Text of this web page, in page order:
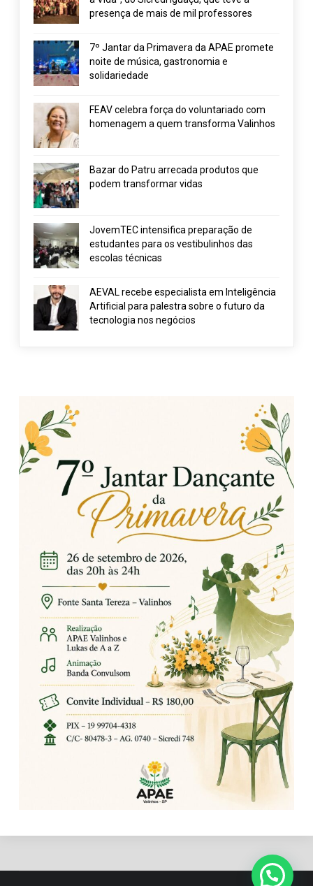
presença de mais de mil professores
7º Jantar da Primavera da APAE promete
noite de música, gastronomia e
solidariedade
FEAV celebra força do voluntariado com
homenagem a quem transforma Valinhos
Bazar do Patru arrecada produtos que
podem transformar vidas
JovemTEC intensifica preparação de
estudantes para os vestibulinhos das
escolas técnicas
AEVAL recebe especialista em Inteligência
Artificial para palestra sobre o futuro da
tecnologia nos negócios